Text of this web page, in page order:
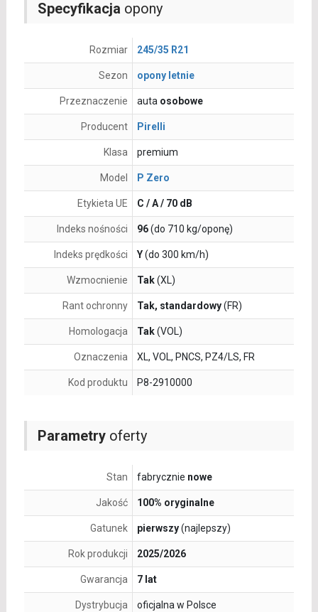
Parametryoferty
Stan fabrycznie nowe
Jakość 100% oryginalne
Gatunek pierwszy(najlepszy)
Rok produkcji 2025/2026
Gwarancja 7 lat
Dystrybucja oficjalna w Polsce
Specyfikacja opony
Rozmiar 245/35 R21
Sezon opony letnie
Przeznaczenie auta osobowe
Producent Pirelli
Klasa premium
Model P Zero
Etykieta UE C / A / 70 dB
Indeks nośności 96(do 710 kg/oponę)
Indeks prędkości Y(do 300 km/h)
Wzmocnienie Tak(XL)
Rant ochronny Tak, standardowy(FR)
Homologacja Tak(VOL)
Oznaczenia XL, VOL, PNCS, PZ4/LS, FR
Kod produktu P8-2910000